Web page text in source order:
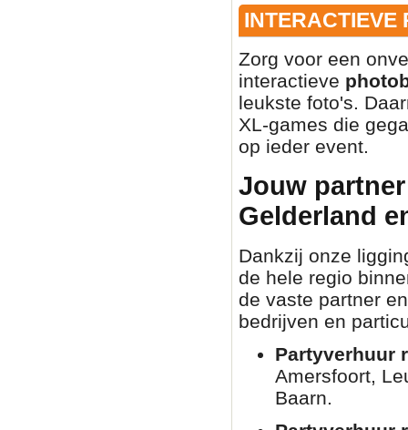
INTERACTIEVE
Zorg voor een
interactieve
leukste foto's.
XL-games die
op ieder event.
Jouw
Gelderland
Dankzij onze
de hele regio
de vaste partner
bedrijven en
Partyverhuur
Amersfoort,
Baarn.